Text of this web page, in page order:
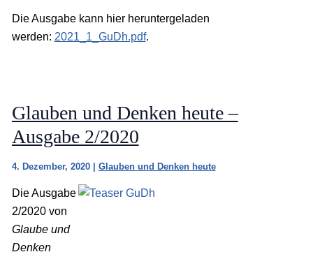
Die Ausgabe kann hier heruntergeladen
werden: 2021_1_GuDh.pdf.
Glauben und Denken heute –
Ausgabe 2/2020
4. Dezember, 2020 Glauben und Denken heute
Die Ausgabe
2/2020 von
Glaube und
Denken